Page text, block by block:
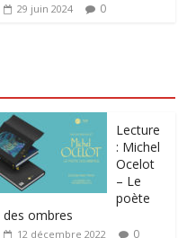
29 juin 2024 0
Lecture
: Michel
Ocelot
– Le
poète
des ombres
12 décembre 2022 0